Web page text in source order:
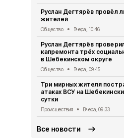
Руслан Дегтярёв провёл
жителей
Общество Вчера, 10:46
Руслан Дегтярёв
капремонта трёх
в Шебекинском округе
Общество Вчера, 09:45
Три мирных жителя
атаках ВСУ на
сутки
Происшествия Вчера, 09:33
Все новости